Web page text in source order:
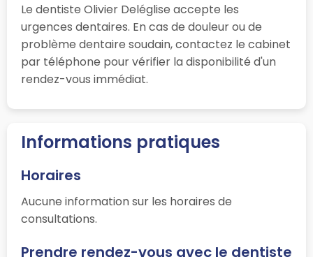
Le dentiste Olivier Deléglise accepte les
urgences dentaires. En cas de douleur ou de
problème dentaire soudain, contactez le cabinet
par téléphone pour vérifier la disponibilité d'un
rendez-vous immédiat.
Informations pratiques
Horaires
Aucune information sur les horaires de
consultations.
Prendre rendez-vous avec le dentiste